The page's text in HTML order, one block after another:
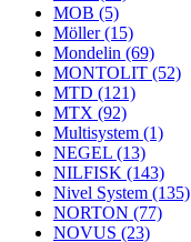
MOB (5)
Möller(15)
Mondelin (69)
MONTOLIT (52)
MTD (121)
MTX (92)
Multisystem (1)
NEGEL (13)
NILFISK (143)
Nivel System (135)
NORTON (77)
NOVUS (23)